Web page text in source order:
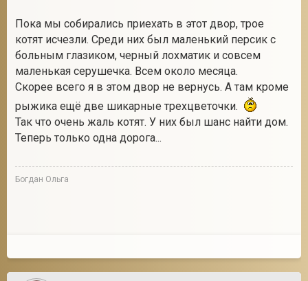
Пока мы собирались приехать в этот двор, трое
котят исчезли. Среди них был маленький персик с
больным глазиком, черный лохматик и совсем
маленькая серушечка. Всем около месяца.
Скорее всего я в этом двор не вернусь. А там кроме
рыжика ещё две шикарные трехцветочки.
Так что очень жаль котят. У них был шанс найти дом.
Теперь только одна дорога...
Богдан Ольга